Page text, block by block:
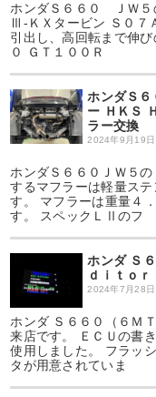
ホンダＳ６６０ ＪＷ５
Ⅲ-ＫＸタービン Ｓ０７
引出し、高回転まで伸
０ ＧＴ１００Ｒ
ホンダＳ６
ー ＨＫＳ
ラー交換
2024年9月19日
ホンダＳ６６０ＪＷ５
するマフラーは軽量ス
す。 マフラーは重量４
す。 スペックＬⅡのフ
ホンダ Ｓ
ｄｉｔｏ
2024年7月28日
ホンダ Ｓ６６０（６Ｍ
来店です。 ＥＣＵの書
使用しました。 フラッ
タが用意されていま